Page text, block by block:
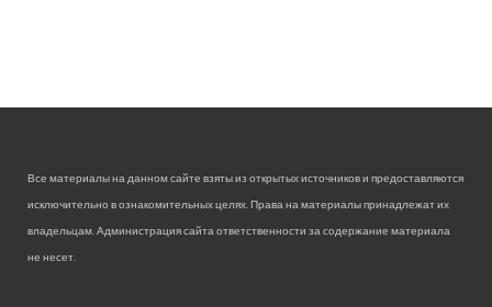
Все материалы на данном сайте взяты из открытых источников и предоставляются
исключительно в ознакомительных целях. Права на материалы принадлежат их
владельцам. Администрация сайта ответственности за содержание материала
не несет.